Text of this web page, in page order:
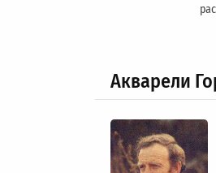
Акварели